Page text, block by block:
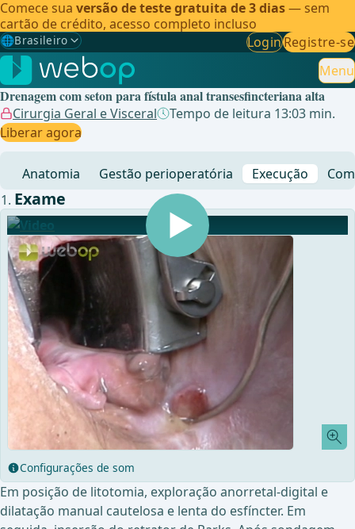
Comece sua versão de teste gratuita de 3 dias— sem
cartão de crédito, acesso completo incluso
🌐Brasileiro
Gewählte Sprache: Brasileiro
🇩🇪 Alemão
🇬🇧Inglês
🇪🇸Espanhol
🇧🇷Brasileiro ✓
LoginRegistre-se
Menu
Drenagem com seton para fístula anal transesfincteriana alta
Cirurgia Geral e Visceral
Tempo de leitura 13:03 min.
Liberar agora
Anatomia Gestão perioperatória Execução
Exame
Configurações de som
Em posição de litotomia, exploração anorretal-digital e
dilatação manual cautelosa e lenta do esfíncter. Em